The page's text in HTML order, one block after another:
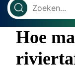
Hoe